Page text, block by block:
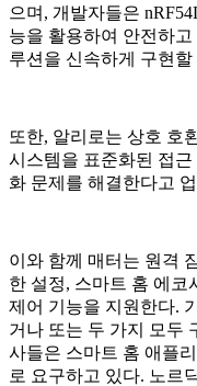
으며, 개발자들은
능을 활용하여 안전하
루션을 신속하게 구현
또한, 알리로는 상호 호
시스템을 표준화된 접
화 문제를 해결한다고
이와 함께 매터는 원격
한 설정, 스마트 홈 에코
제어 기능을 지원한다.
거나 또는 두 가지 모두
사들은 스마트 홈 애플
로 요구하고 있다. 노르